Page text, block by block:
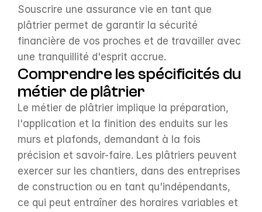
Souscrire une assurance vie en tant que
plâtrier permet de garantir la sécurité
financière de vos proches et de travailler avec
une tranquillité d'esprit accrue.
Comprendre les spécificités du
métier de plâtrier
Le métier de plâtrier implique la préparation,
l'application et la finition des enduits sur les
murs et plafonds, demandant à la fois
précision et savoir-faire. Les plâtriers peuvent
exercer sur les chantiers, dans des entreprises
de construction ou en tant qu'indépendants,
ce qui peut entraîner des horaires variables et